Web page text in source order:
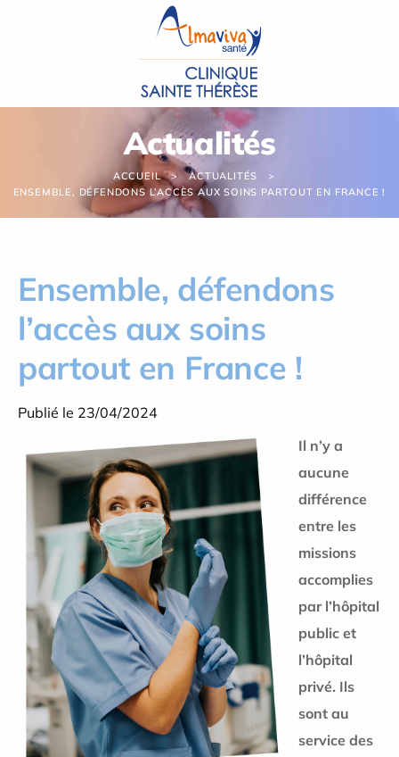
Actualités
ACCUEIL
ACTUALITÉS
ENSEMBLE, DÉFENDONS L’ACCÈS AUX SOINS PARTOUT EN FRANCE !
Ensemble, défendons
l’accès aux soins
partout en France !
Publié le 23/04/2024
Il n’y a
aucune
différence
entre les
missions
accomplies
par l’hôpital
public et
l’hôpital
privé. Ils
sont au
service des
Panneau de gestion des cookies